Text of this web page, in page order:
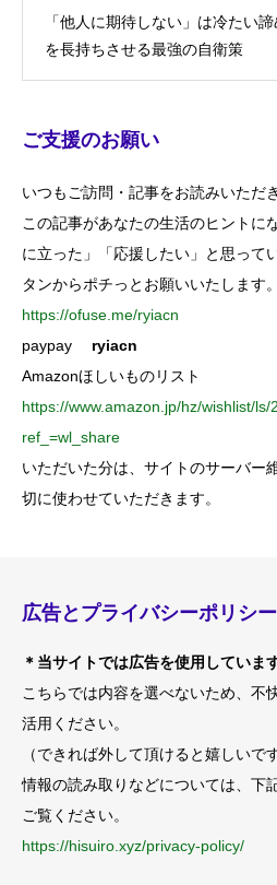
「他人に期待しない」は冷たい
を長持ちさせる最強の自衛策
ご支援のお願い
いつもご訪問・記事をお読みいただ
この記事があなたの生活のヒントに
に立った」「応援したい」と思って
タンからポチっとお願いいたします。
https://ofuse.me/ryiacn
paypay ryiacn
Amazonほしいものリスト
https://www.amazon.jp/hz/wishlist/ls/
ref_=wl_share
いただいた分は、サイトのサーバー
切に使わせていただきます。
広告とプライバシーポリシー
＊当サイトでは広告を使用していま
こちらでは内容を選べないため、不
活用ください。
（できれば外して頂けると嬉しいで
情報の読み取りなどについては、下
ご覧ください。
https://hisuiro.xyz/privacy-policy/